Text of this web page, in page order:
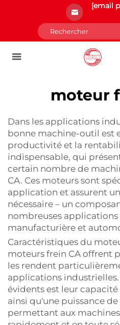
[email
moteur
Dans les applications
bonne machine-outil est
productivité et la
indispensable, qui
certain nombre de
CA. Ces moteurs sont
application et assurent
nécessaire – un
nombreuses applications
manufacturière et
Caractéristiques du
moteurs frein CA offrent
les rendent
applications industrielles.
évidents est leur
ainsi qu'une puissance
permettant aux